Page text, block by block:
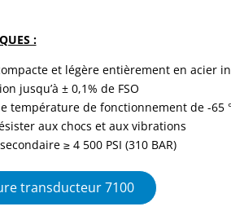
:
et légère entièrement en acier
jusqu’à ± 0,1% de FSO
température de fonctionnement de -65 °
aux chocs et aux vibrations
≥ 4 500 PSI (310 BAR)
transducteur 7100